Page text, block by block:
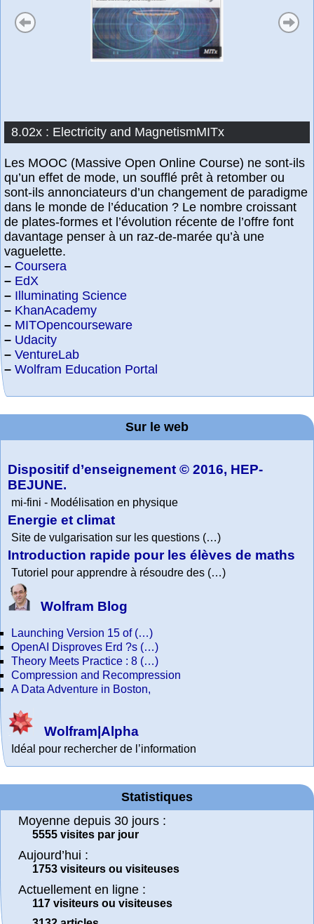
8.02x : Electricity and MagnetismMITx
Les MOOC (Massive Open Online Course) ne sont-ils
qu’un effet de mode, un soufflé prêt à retomber ou
sont-ils annonciateurs d’un changement de paradigme
dans le monde de l’éducation ? Le nombre croissant
de plates-formes et l’évolution récente de l’offre font
davantage penser à un raz-de-marée qu’à une
vaguelette.
– Coursera
– EdX
– Illuminating Science
– KhanAcademy
– MITOpencourseware
– Udacity
– VentureLab
– Wolfram Education Portal
Sur le web
Dispositif d’enseignement © 2016, HEP-
BEJUNE.
mi-fini - Modélisation en physique
Energie et climat
Site de vulgarisation sur les questions (…)
Introduction rapide pour les élèves de maths
Tutoriel pour apprendre à résoudre des (…)
Wolfram Blog
Launching Version 15 of (…)
OpenAI Disproves Erd ?s (…)
Theory Meets Practice : 8 (…)
Compression and Recompression
A Data Adventure in Boston,
Wolfram|Alpha
Idéal pour rechercher de l’information
Statistiques
Moyenne depuis 30 jours :
5555 visites par jour
Aujourd’hui :
1753 visiteurs ou visiteuses
Actuellement en ligne :
117 visiteurs ou visiteuses